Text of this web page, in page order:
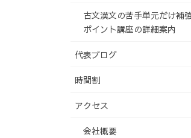
古文漢文の苦手単元だけ補
ポイント講座の詳細案内
代表ブログ
時間割
アクセス
会社概要